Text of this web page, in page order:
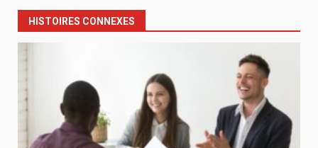
HISTOIRES CONNEXES